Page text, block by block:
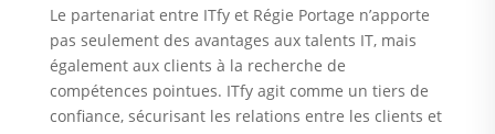
Le partenariat entre ITfy et Régie Portage n’apporte
pas seulement des avantages aux talents IT, mais
également aux clients à la recherche de
compétences pointues. ITfy agit comme un tiers de
confiance, sécurisant les relations entre les clients et